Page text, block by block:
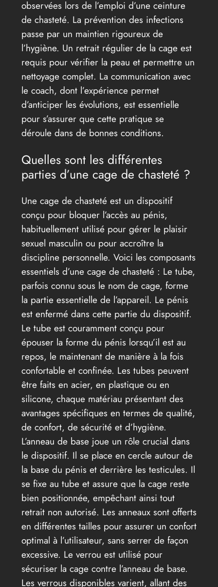
observées lors de l’emploi d’une ceinture
de chasteté. La prévention des infections
passe par un maintien rigoureux de
l’hygiène. Un retrait régulier de la cage est
requis pour vérifier la peau et permettre un
nettoyage complet. La communication avec
le coach, dont l’expérience permet
d’anticiper les évolutions, est essentielle
pour s’assurer que cette pratique se
déroule dans de bonnes conditions.
Quelles sont les différentes
parties d’une cage de chasteté ?
Une cage de chasteté est un dispositif
conçu pour bloquer l’accès au pénis,
habituellement utilisé pour gérer le plaisir
sexuel masculin ou pour accroître la
discipline personnelle. Voici les composants
essentiels d’une cage de chasteté : Le tube,
parfois connu sous le nom de cage, forme
la partie essentielle de l’appareil. Le pénis
est enfermé dans cette partie du dispositif.
Le tube est couramment conçu pour
épouser la forme du pénis lorsqu’il est au
repos, le maintenant de manière à la fois
confortable et confinée. Les tubes peuvent
être faits en acier, en plastique ou en
silicone, chaque matériau présentant des
avantages spécifiques en termes de qualité,
de confort, de sécurité et d’hygiène.
L’anneau de base joue un rôle crucial dans
le dispositif. Il se place en cercle autour de
la base du pénis et derrière les testicules. Il
se fixe au tube et assure que la cage reste
bien positionnée, empêchant ainsi tout
retrait non autorisé. Les anneaux sont offerts
en différentes tailles pour assurer un confort
optimal à l’utilisateur, sans serrer de façon
excessive. Le verrou est utilisé pour
sécuriser la cage contre l’anneau de base.
Les verrous disponibles varient, allant des